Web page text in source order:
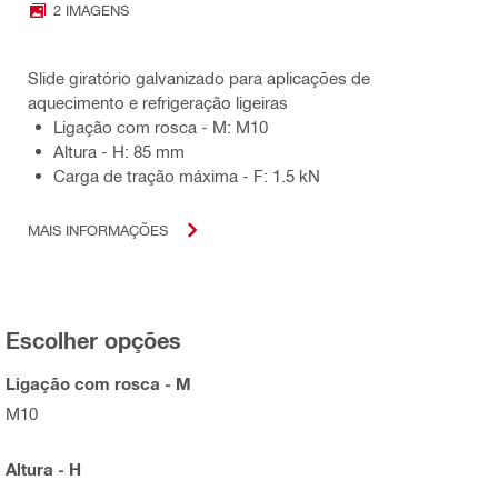
2 IMAGENS
Slide giratório galvanizado para aplicações de
aquecimento e refrigeração ligeiras
Ligação com rosca - M: M10
Altura - H: 85 mm
Carga de tração máxima - F: 1.5 kN
MAIS INFORMAÇÕES
Escolher opções
Ligação com rosca - M
M10
Altura - H